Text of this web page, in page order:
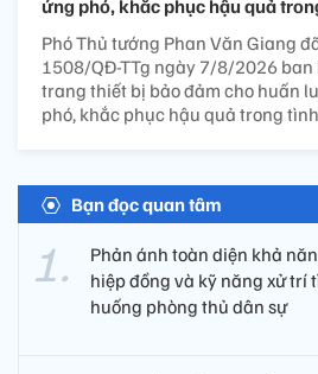
ứng phó, khắc phục hậu quả
Phó Thủ tướng Phan Văn Giang
1508/QĐ-TTg ngày 7/8/2026 ban
trang thiết bị bảo đảm cho huấn
phó, khắc phục hậu quả trong
Bạn đọc quan tâm
Phản ánh toàn diện khả
hiệp đồng và kỹ năng xử trí
huống phòng thủ dân sự